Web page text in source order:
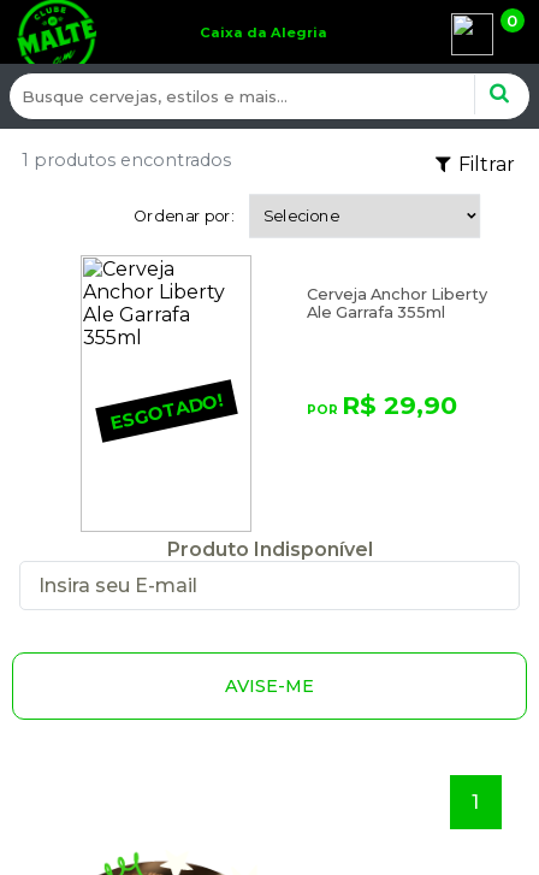
Caixa da Alegria
0
Filtrar
1 produtos encontrados
Ordenar por:
ESGOTADO!
Cerveja Anchor Liberty
Ale Garrafa 355ml
R$ 29,90
Produto Indisponível
AVISE-ME
1